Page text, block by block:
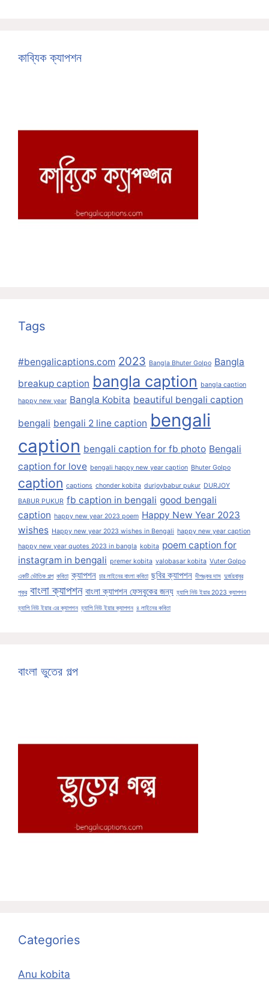
কাব্যিক ক্যাপশন
Tags
#bengalicaptions.com 2023 Bangla Bhuter Golpo Bangla
breakup caption bangla caption bangla caption
happy new year Bangla Kobita beautiful bengali caption
bengali bengali 2 line caption bengali
caption bengali caption for fb photo Bengali
caption for love bengali happy new year caption Bhuter Golpo
caption captions chonder kobita durjoybabur pukur DURJOY
BABUR PUKUR fb caption in bengali good bengali
caption happy new year 2023 poem Happy New Year 2023
wishes Happy new year 2023 wishes in Bengali happy new year caption
happy new year quotes 2023 in bangla kobita poem caption for
instagram in bengali premer kobita valobasar kobita Vuter Golpo
একটি ভৌতিক গল্প কবিতা ক্যাপশন চার লাইনের বাংলা কবিতা ছবির ক্যাপশন দীপঙ্কর দাস দুর্জয়বাবুর
পুকুর বাংলা ক্যাপশন বাংলা ক্যাপশন ফেসবুকের জন্য হ্যাপি নিউ ইয়ার 2023 ক্যাপশন
হ্যাপি নিউ ইয়ার এর ক্যাপশন হ্যাপি নিউ ইয়ার ক্যাপশন ৪ লাইনের কবিতা
বাংলা ভুতের গল্প
Categories
Anu kobita